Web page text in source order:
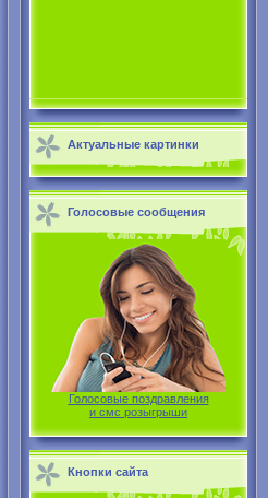
Актуальные картинки
Голосовые сообщения
Голосовые поздравления
и смс розыгрыши
Кнопки сайта